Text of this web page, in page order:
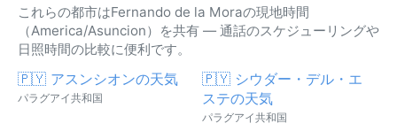
これらの都市はFernando de la Moraの現地時間
（America/Asuncion）を共有 — 通話のスケジューリングや
日照時間の比較に便利です。
🇵🇾 アスンシオンの天気
パラグアイ共和国
🇵🇾 シウダー・デル・エ
ステの天気
パラグアイ共和国